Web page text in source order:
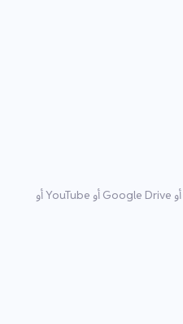
باستخدام أداة الرفع لدينا، يمكنك استيراد الملف من أي مكان، سواء من حاسوبك المحمول أو Google Drive أو YouTube أو